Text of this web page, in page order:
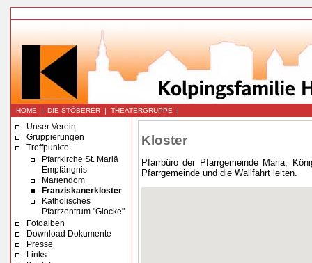
HOME | DIE STÖBERER | THEATERGRUPPE |
Unser Verein
Gruppierungen
Treffpunkte
Pfarrkirche St. Mariä
Empfängnis
Mariendom
Franziskanerkloster
Katholisches
Pfarrzentrum "Glocke"
Fotoalben
Download Dokumente
Presse
Links
Kloster
Pfarrbüro der Pfarrgemeinde Maria,
Pfarrgemeinde und die Wallfahrt leiten.